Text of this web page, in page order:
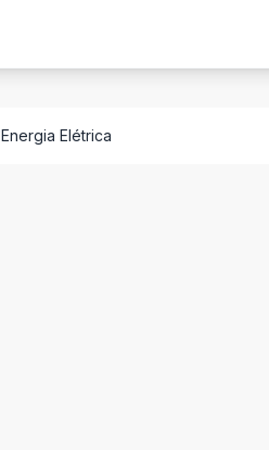
Energia Elétrica